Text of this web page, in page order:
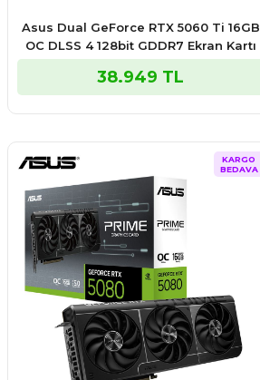
Asus Dual GeForce RTX 5060 Ti 16GB
OC DLSS 4 128bit GDDR7 Ekran Kartı
38.949 TL
KARGO
BEDAVA